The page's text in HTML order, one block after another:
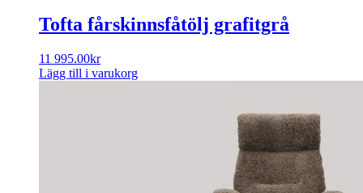
Tofta fårskinnsfåtölj grafitgrå
11 995.00kr
Lägg till i varukorg